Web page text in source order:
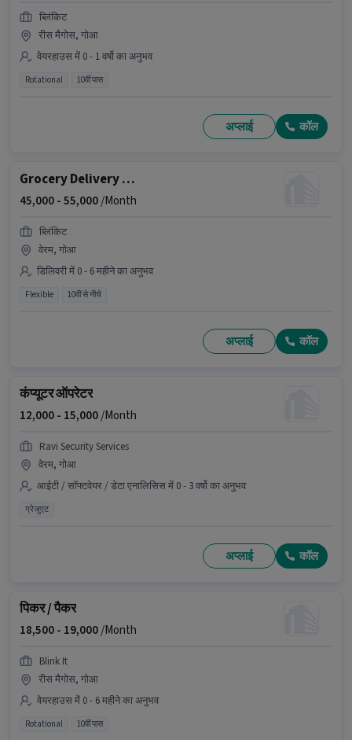
ब्लिंकिट
रीस मैगोस, गोआ
वेयरहाउस में 0 - 1 वर्षो का अनुभव
Rotational 10वीं पास
अप्लाई कॉल
Grocery Delivery Boy
45,000 -55,000/Month
ब्लिंकिट
वेरम, गोआ
डिलिवरी में 0 - 6 महीने का अनुभव
Flexible 10वीं से नीचे
अप्लाई कॉल
कंप्यूटर ऑपरेटर
12,000 - 15,000/Month
Ravi Security Services
वेरम, गोआ
आईटी / सॉफ्टवेयर / डेटा एनालिसिस में 0 - 3 वर्षो का अनुभव
ग्रेजुएट
अप्लाई कॉल
पिकर / पैकर
18,500 - 19,000/Month
Blink It
रीस मैगोस, गोआ
वेयरहाउस में 0 - 6 महीने का अनुभव
Rotational 10वीं पास